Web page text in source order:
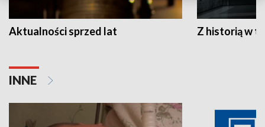
Aktualności sprzed lat Z historią w
INNE